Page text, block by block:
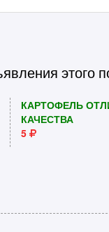
этого
КАРТОФЕЛЬ
КАЧЕСТВА
5